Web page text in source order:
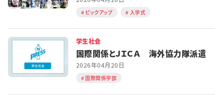
ピックアップ 入学式
学生社会
国際関係とＪＩＣＡ 海外協力隊派遣
2026年04月20日
国際関係学部